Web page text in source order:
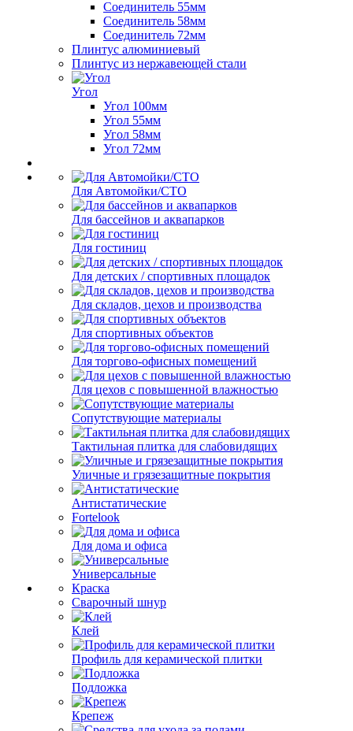
Соединитель 55мм
Соединитель 58мм
Соединитель 72мм
Плинтус алюминиевый
Плинтус из нержавеющей стали
Угол
Угол 100мм
Угол 55мм
Угол 58мм
Угол 72мм
Для Автомойки/СТО
Для бассейнов и аквапарков
Для гостиниц
Для детских / спортивных площадок
Для складов, цехов и производства
Для спортивных объектов
Для торгово-офисных помещений
Для цехов с повышенной влажностью
Сопутствующие материалы
Тактильная плитка для слабовидящих
Уличные и грязезащитные покрытия
Антистатические
Fortelook
Для дома и офиса
Универсальные
Краска
Сварочный шнур
Клей
Профиль для керамической плитки
Подложка
Крепеж